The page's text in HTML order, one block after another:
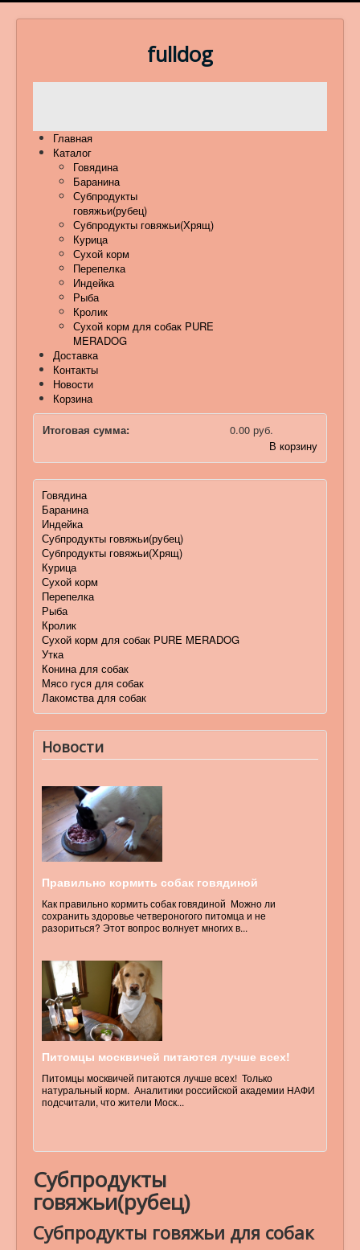
fulldog
Главная
Каталог
Говядина
Баранина
Субпродукты
говяжьи(рубец)
Субпродукты говяжьи(Хрящ)
Курица
Сухой корм
Перепелка
Индейка
Рыба
Кролик
Сухой корм для собак PURE
MERADOG
Доставка
Контакты
Новости
Корзина
Итоговая сумма:
0.00 руб.
В корзину
Говядина
Баранина
Индейка
Субпродукты говяжьи(рубец)
Субпродукты говяжьи(Хрящ)
Курица
Сухой корм
Перепелка
Рыба
Кролик
Сухой корм для собак PURE MERADOG
Утка
Конина для собак
Мясо гуся для собак
Лакомства для собак
Новости
Правильно кормить собак говядиной
Как правильно кормить собак говядиной Можно ли
сохранить здоровье четвероногого питомца и не
разориться? Этот вопрос волнует многих в...
Питомцы москвичей питаются лучше всех!
Питомцы москвичей питаются лучше всех! Только
натуральный корм. Аналитики российской академии НАФИ
подсчитали, что жители Моск...
Субпродукты
говяжьи(рубец)
Субпродукты говяжьи для собак